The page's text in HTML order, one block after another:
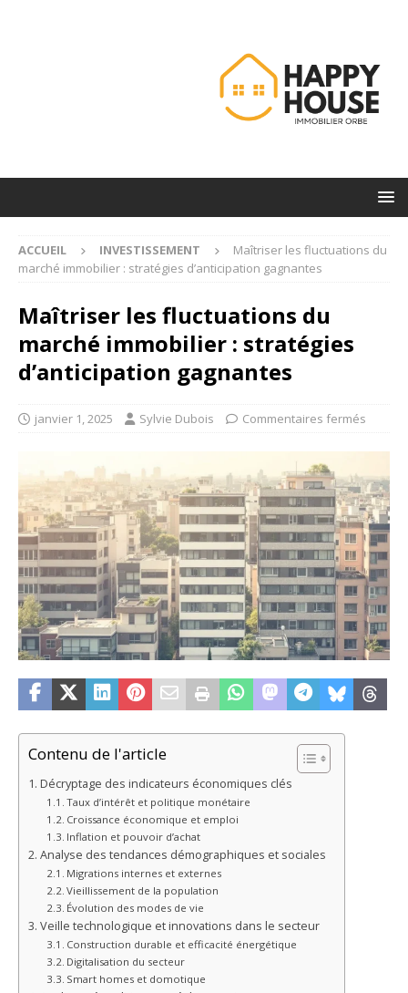
ACCUEIL INVESTISSEMENT
Maîtriser les fluctuations du
marché immobilier : stratégies d’anticipation gagnantes
Maîtriser les fluctuations du
marché immobilier : stratégies
d’anticipation gagnantes
janvier 1, 2025 Sylvie Dubois Commentaires fermés
Contenu de l'article
Décryptage des indicateurs économiques clés
Taux d’intérêt et politique monétaire
Croissance économique et emploi
Inflation et pouvoir d’achat
Analyse des tendances démographiques et sociales
Migrations internes et externes
Vieillissement de la population
Évolution des modes de vie
Veille technologique et innovations dans le secteur
Construction durable et efficacité énergétique
Digitalisation du secteur
Smart homes et domotique